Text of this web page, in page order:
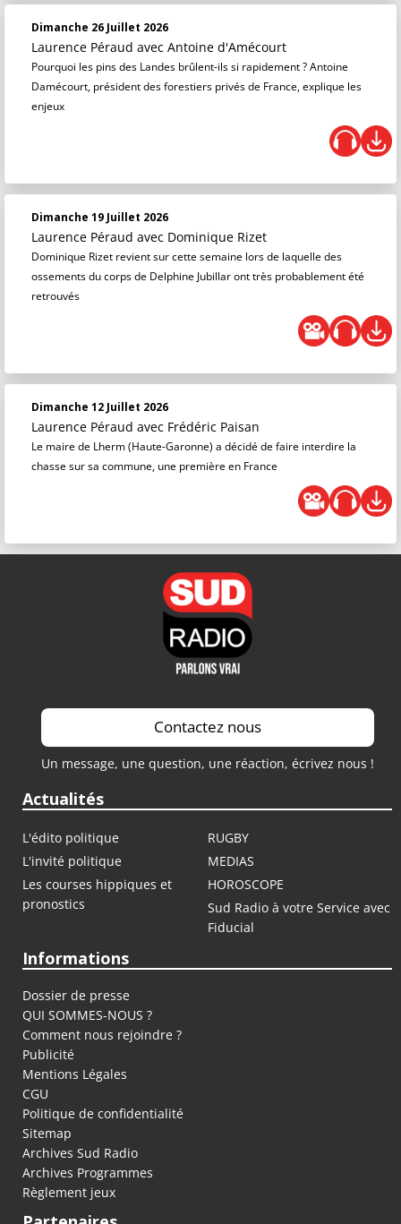
Dimanche 26 Juillet 2026
Laurence Péraud avec Antoine d'Amécourt
Pourquoi les pins des Landes brûlent-ils si rapidement ? Antoine
Damécourt, président des forestiers privés de France, explique les
enjeux
Dimanche 19 Juillet 2026
Laurence Péraud avec Dominique Rizet
Dominique Rizet revient sur cette semaine lors de laquelle des
ossements du corps de Delphine Jubillar ont très probablement été
retrouvés
Dimanche 12 Juillet 2026
Laurence Péraud avec Frédéric Paisan
Le maire de Lherm (Haute-Garonne) a décidé de faire interdire la
chasse sur sa commune, une première en France
Contactez nous
Un message, une question, une réaction, écrivez nous !
Actualités
L'édito politique
RUGBY
L'invité politique
MEDIAS
Les courses hippiques et
pronostics
HOROSCOPE
Sud Radio à votre Service avec
Fiducial
Informations
Dossier de presse
QUI SOMMES-NOUS ?
Comment nous rejoindre ?
Publicité
Mentions Légales
CGU
Politique de confidentialité
Sitemap
Archives Sud Radio
Archives Programmes
Règlement jeux